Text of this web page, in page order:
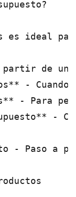
es ideal
partir de
-
- Para
-
- Paso a